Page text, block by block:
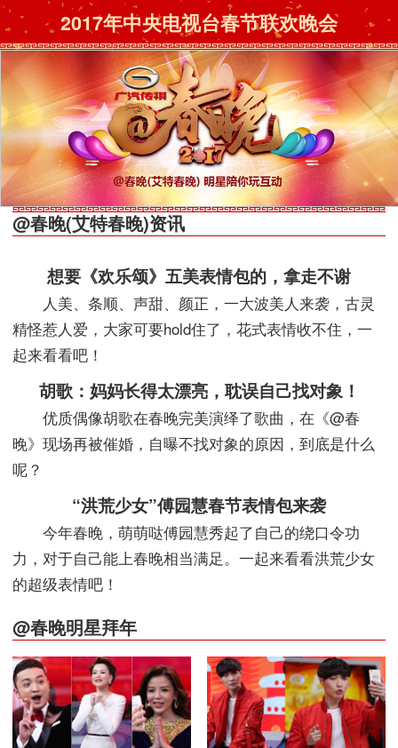
2017年中央电视台春节联欢晚会
@春晚(艾特春晚)资讯
想要《欢乐颂》五美表情包的，拿走不谢
人美、条顺、声甜、颜正，一大波美人来袭，古灵
精怪惹人爱，大家可要hold住了，花式表情收不住，一
起来看看吧！
胡歌：妈妈长得太漂亮，耽误自己找对象！
优质偶像胡歌在春晚完美演绎了歌曲，在《@春
晚》现场再被催婚，自曝不找对象的原因，到底是什么
呢？
“洪荒少女”傅园慧春节表情包来袭
今年春晚，萌萌哒傅园慧秀起了自己的绕口令功
力，对于自己能上春晚相当满足。一起来看看洪荒少女
的超级表情吧！
@春晚明星拜年